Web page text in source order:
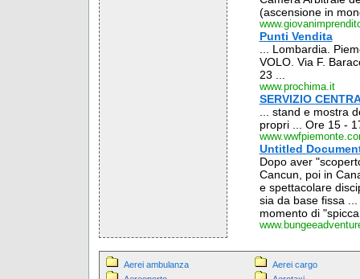
(ascensione in
Punti Vendita
... Lombardia.
VOLO. Via F.
23 ...
www.prochima.it
SERVIZIO
... stand e mostra
propri ... Ore 15 -
Untitled
Dopo aver
Cancun, poi in
e spettacolare
sia da base fissa
momento di
Aerei ambulanza
Aerei cargo